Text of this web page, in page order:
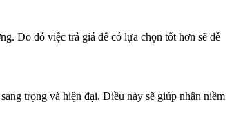
Do đó việc trả giá để có lựa chọn tốt hơn sẽ dễ
trọng và hiện đại. Điều này sẽ giúp nhân niềm